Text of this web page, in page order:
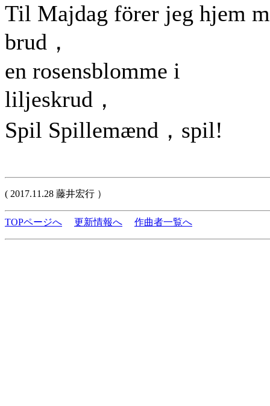
Til Majdag förer jeg hjem
brud，
en rosensblomme i
liljeskrud，
Spil Spillemænd，spil!
( 2017.11.28 藤井宏行 ）
TOPページへ 更新情報へ 作曲者一覧へ